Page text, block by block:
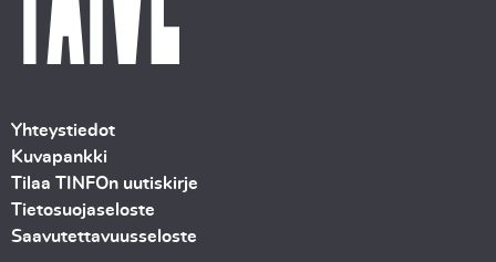
Yhteystiedot
Kuvapankki
Tilaa TINFOn uutiskirje
Tietosuojaseloste
Saavutettavuusseloste